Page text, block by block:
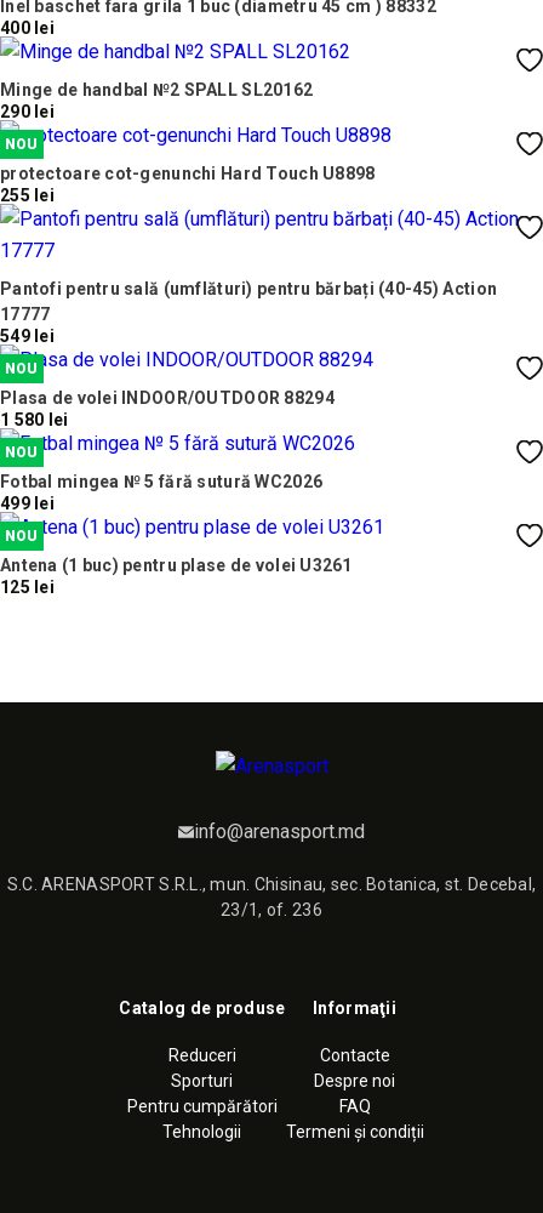
Inel baschet fara grila 1 buc (diametru 45 cm ) 88332
400 lei
Minge de handbal №2 SPALL SL20162
290 lei
NOU
protectoare cot-genunchi Hard Touch U8898
255 lei
Pantofi pentru sală (umflături) pentru bărbați (40-45) Action
17777
549 lei
NOU
Plasa de volei INDOOR/OUTDOOR 88294
1 580 lei
NOU
Fotbal mingea № 5 fără sutură WC2026
499 lei
NOU
Antena (1 buc) pentru plase de volei U3261
125 lei
info@arenasport.md
S.C. ARENASPORT S.R.L., mun. Chisinau, sec. Botanica, st. Decebal,
23/1, of. 236
Catalog de produse
Reduceri
Sporturi
Pentru cumpărători
Tehnologii
Informaţii
Contacte
Despre noi
FAQ
Termeni și condiții